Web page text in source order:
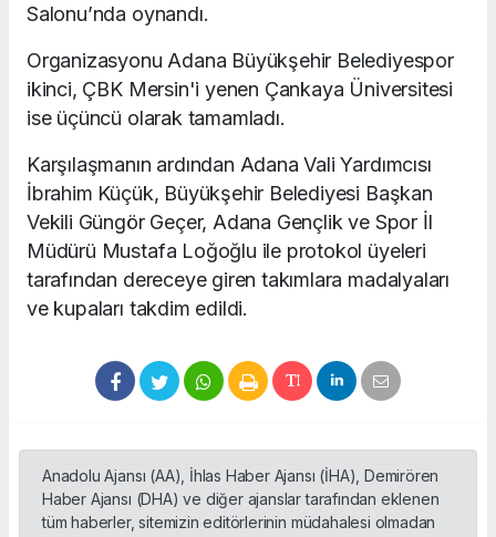
Salonu’nda oynandı.
Organizasyonu Adana Büyükşehir Belediyespor
ikinci, ÇBK Mersin'i yenen Çankaya Üniversitesi
ise üçüncü olarak tamamladı.
Karşılaşmanın ardından Adana Vali Yardımcısı
İbrahim Küçük, Büyükşehir Belediyesi Başkan
Vekili Güngör Geçer, Adana Gençlik ve Spor İl
Müdürü Mustafa Loğoğlu ile protokol üyeleri
tarafından dereceye giren takımlara madalyaları
ve kupaları takdim edildi.
Anadolu Ajansı (AA), İhlas Haber Ajansı (İHA), Demirören
Haber Ajansı (DHA) ve diğer ajanslar tarafından eklenen
tüm haberler, sitemizin editörlerinin müdahalesi olmadan